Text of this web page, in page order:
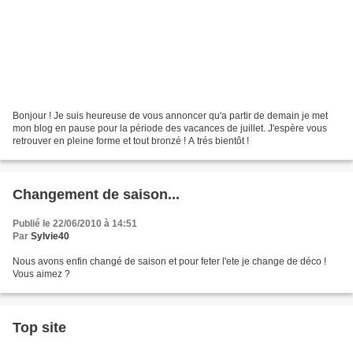
Bonjour ! Je suis heureuse de vous annoncer qu'a partir de demain je met
mon blog en pause pour la période des vacances de juillet. J'espère vous
retrouver en pleine forme et tout bronzé ! A trés bientôt !
Changement de saison...
Publié le 22/06/2010 à 14:51
Par Sylvie40
Nous avons enfin changé de saison et pour feter l'ete je change de déco !
Vous aimez ?
Top site